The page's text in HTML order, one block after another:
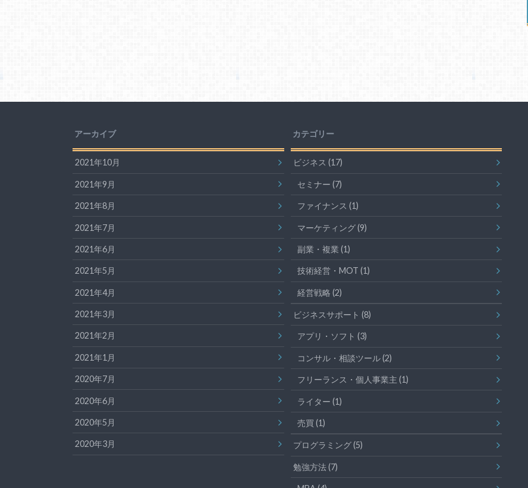
アーカイブ
2021年10月
2021年9月
2021年8月
2021年7月
2021年6月
2021年5月
2021年4月
2021年3月
2021年2月
2021年1月
2020年7月
2020年6月
2020年5月
2020年3月
カテゴリー
ビジネス (17)
セミナー(7)
ファイナンス(1)
マーケティング(9)
副業・複業(1)
技術経営・MOT(1)
経営戦略(2)
ビジネスサポート (8)
アプリ・ソフト(3)
コンサル・相談ツール(2)
フリーランス・個人事業主(1)
ライター(1)
売買(1)
プログラミング(5)
勉強方法(7)